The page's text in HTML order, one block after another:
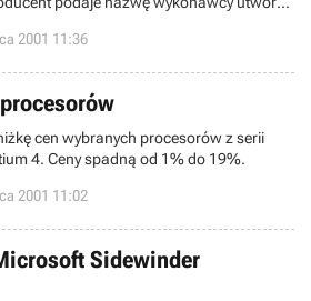
autorskimi, nazwa ta jest dopisywana
plików o danych nazwach. Jednak po
2001 11:36
cen wybranych procesorów z serii
4. Ceny spadną od 1% do 19%.
2001 11:02
Sidewinder